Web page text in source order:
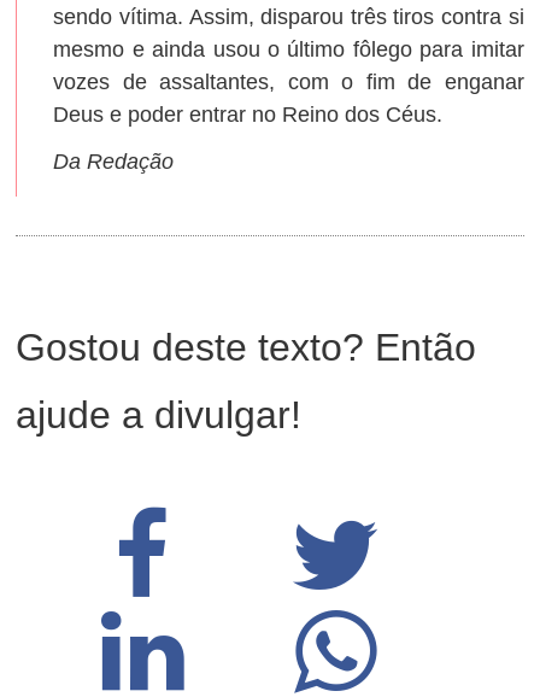
sendo vítima. Assim, disparou três tiros contra si
mesmo e ainda usou o último fôlego para imitar
vozes de assaltantes, com o fim de enganar
Deus e poder entrar no Reino dos Céus.
Da Redação
Gostou deste texto? Então
ajude a divulgar!